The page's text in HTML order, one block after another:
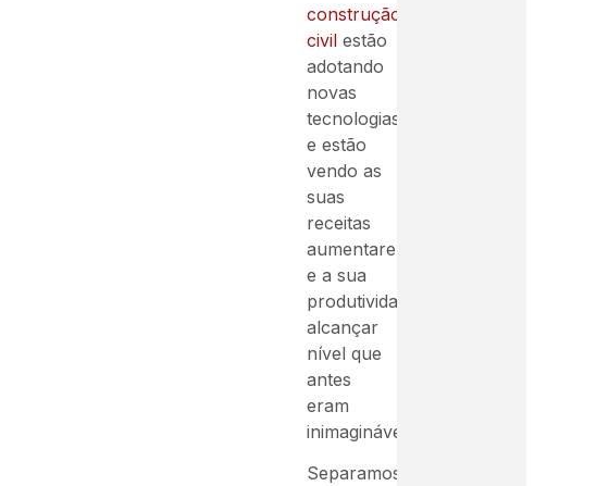
construção
civilestão
adotando
novas
tecnologias
e estão
vendo as
suas
receitas
aumentarem
e a sua
produtividade
alcançar
nível que
antes
eram
inimagináveis.
Separamos